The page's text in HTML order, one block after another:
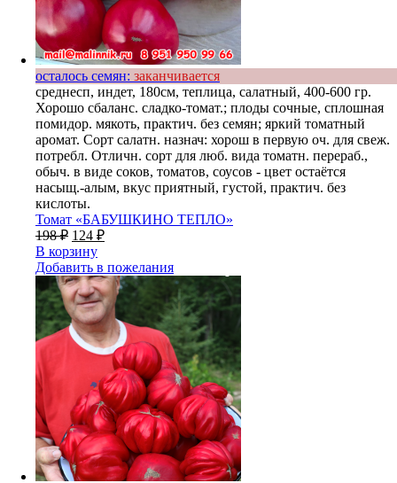
осталось семян: заканчивается
среднесп, индет, 180см, теплица, салатный, 400-600 гр.
Хорошо сбаланс. сладко-томат.; плоды сочные, сплошная
помидор. мякоть, практич. без семян; яркий томатный
аромат. Сорт салатн. назнач: хорош в первую оч. для свеж.
потребл. Отличн. сорт для люб. вида томатн. перераб.,
обыч. в виде соков, томатов, соусов - цвет остаётся
насыщ.-алым, вкус приятный, густой, практич. без
кислоты.
Томат «БАБУШКИНО ТЕПЛО»
198₽ 124 ₽
В корзину
Добавить в пожелания